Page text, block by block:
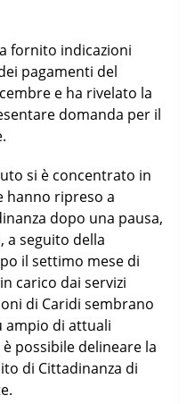
fornito indicazioni
pagamenti del
e ha rivelato la
domanda per il
si è concentrato in
hanno ripreso a
dopo una pausa,
a seguito della
il settimo mese di
carico dai servizi
di Caridi sembrano
ampio di attuali
possibile delineare la
di Cittadinanza di